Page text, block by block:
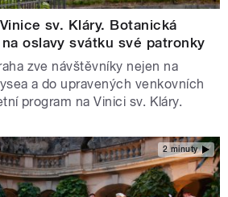
sv. Kláry. Botanická
oslavy svátku své patronky
zve návštěvníky nejen na
a do upravených venkovních
program na Vinici sv. Kláry.
2 minuty